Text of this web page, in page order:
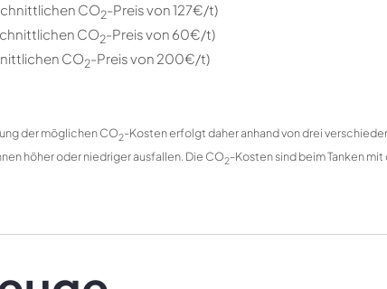
CO2-Preis von 127€/t)
CO2-Preis von 60€/t)
CO2-Preis von 200€/t)
der möglichen CO2-Kosten erfolgt daher anhand von drei
höher oder niedriger ausfallen. Die CO2-Kosten sind beim Tanken